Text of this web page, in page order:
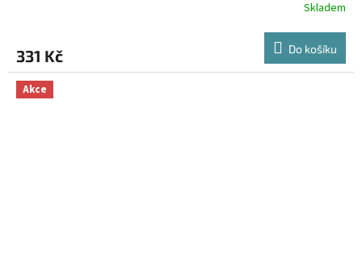
Skladem
331 Kč Do košíku
Akce